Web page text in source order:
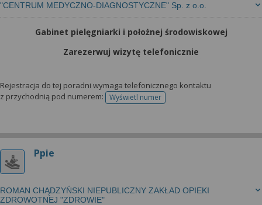
"CENTRUM MEDYCZNO-DIAGNOSTYCZNE" Sp. z o.o.
Gabinet pielęgniarki i położnej środowiskowej
Zarezerwuj wizytę telefonicznie
Rejestracja do tej poradni wymaga telefonicznego kontaktu
z przychodnią pod numerem:
Wyświetl numertelefonu do rejestracji
Ppie
ROMAN CHĄDZYŃSKI NIEPUBLICZNY ZAKŁAD OPIEKI
ZDROWOTNEJ "ZDROWIE"